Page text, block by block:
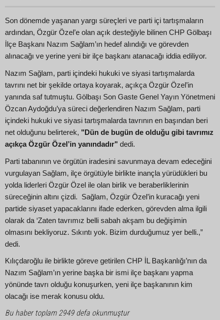
Son dönemde yaşanan yargı süreçleri ve parti içi tartışmaların
ardından, Özgür Özel’e olan açık desteğiyle bilinen CHP Gölbaşı
İlçe Başkanı Nazım Sağlam’ın hedef alındığı ve görevden
alınacağı ve yerine yeni bir ilçe başkanı atanacağı iddia ediliyor.
Nazım Sağlam, parti içindeki hukuki ve siyasi tartışmalarda
tavrını net bir şekilde ortaya koyarak, açıkça Özgür Özel’in
yanında saf tutmuştu. Gölbaşı Son Gaste Genel Yayın Yönetmeni
Özcan Aydoğdu’ya süreci değerlendiren Nazım Sağlam, parti
içindeki hukuki ve siyasi tartışmalarda tavrının en başından beri
net olduğunu belirterek, "Dün de bugün de olduğu gibi tavrımız
açıkça Özgür Özel’in yanındadır" dedi.
Parti tabanının ve örgütün iradesini savunmaya devam edeceğini
vurgulayan Sağlam, ilçe örgütüyle birlikte inançla yürüdükleri bu
yolda liderleri Özgür Özel ile olan birlik ve beraberliklerinin
süreceğinin altını çizdi. Sağlam, Özgür Özel’in kuracağı yeni
partide siyaset yapacaklarını ifade ederken, görevden alma ilgili
olarak da ‘Zaten tavrımız belli sabah akşam bu değişimin
olmasını bekliyoruz. Sıkıntı yok. Bizim durduğumuz yer belli.,”
dedi.
Kılıçdaroğlu ile birlikte göreve getirilen CHP İL Başkanlığı’nın da
Nazım Sağlam’ın yerine başka bir ismi ilçe başkanı yapma
yönünde tavrı olduğu konuşurken, yeni ilçe başkanının kim
olacağı ise merak konusu oldu.
Bu haber toplam 2949 defa okunmuştur